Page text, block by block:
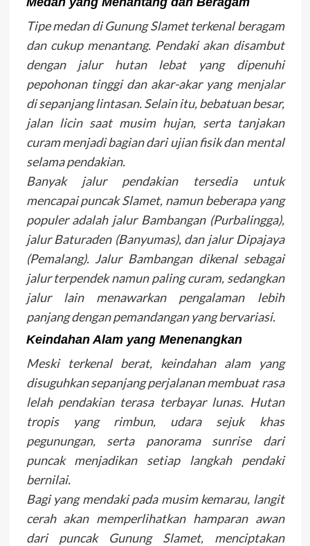
Tipe medan di Gunung Slamet terkenal beragam
dan cukup menantang. Pendaki akan disambut
dengan jalur hutan lebat yang dipenuhi
pepohonan tinggi dan akar-akar yang menjalar
di sepanjang lintasan. Selain itu, bebatuan besar,
jalan licin saat musim hujan, serta tanjakan
curam menjadi bagian dari ujian fisik dan mental
selama pendakian.
Banyak jalur pendakian tersedia untuk
mencapai puncak Slamet, namun beberapa yang
populer adalah jalur Bambangan (Purbalingga),
jalur Baturaden (Banyumas), dan jalur Dipajaya
(Pemalang). Jalur Bambangan dikenal sebagai
jalur terpendek namun paling curam, sedangkan
jalur lain menawarkan pengalaman lebih
panjang dengan pemandangan yang bervariasi.
Keindahan Alam yang Menenangkan
Meski terkenal berat, keindahan alam yang
disuguhkan sepanjang perjalanan membuat rasa
lelah pendakian terasa terbayar lunas. Hutan
tropis yang rimbun, udara sejuk khas
pegunungan, serta panorama sunrise dari
puncak menjadikan setiap langkah pendaki
bernilai.
Bagi yang mendaki pada musim kemarau, langit
cerah akan memperlihatkan hamparan awan
dari puncak Gunung Slamet, menciptakan